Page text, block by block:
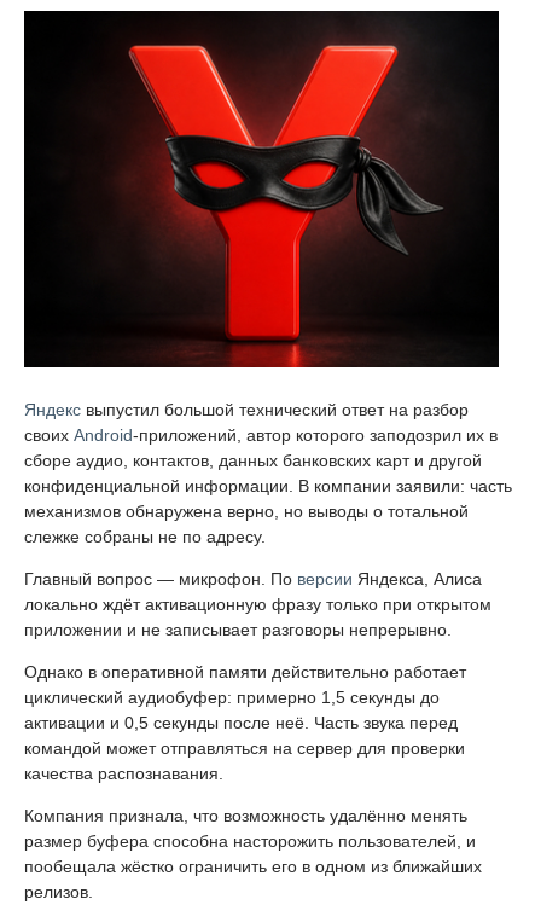
Яндекс выпустил большой технический ответ на разбор
своих Android-приложений, автор которого заподозрил их в
сборе аудио, контактов, данных банковских карт и другой
конфиденциальной информации. В компании заявили: часть
механизмов обнаружена верно, но выводы о тотальной
слежке собраны не по адресу.
Главный вопрос — микрофон. По версии Яндекса, Алиса
локально ждёт активационную фразу только при открытом
приложении и не записывает разговоры непрерывно.
Однако в оперативной памяти действительно работает
циклический аудиобуфер: примерно 1,5 секунды до
активации и 0,5 секунды после неё. Часть звука перед
командой может отправляться на сервер для проверки
качества распознавания.
Компания признала, что возможность удалённо менять
размер буфера способна насторожить пользователей, и
пообещала жёстко ограничить его в одном из ближайших
релизов.